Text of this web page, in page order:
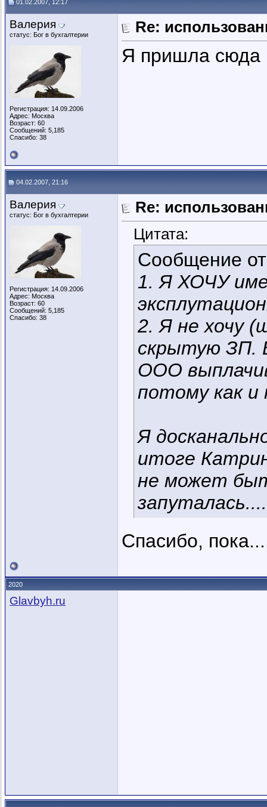
01.02.2007, 12:17
Валерия
статус: Бог в бухгалтерии
Регистрация: 14.09.2006
Адрес: Москва
Возраст: 60
Сообщений: 5,185
Спасибо: 38
Re:
Я пришла сюда
04.02.2007, 21:16
Валерия
статус: Бог в бухгалтерии
Регистрация: 14.09.2006
Адрес: Москва
Возраст: 60
Сообщений: 5,185
Спасибо: 38
Re:
Цитата:
Сообщение
1. Я ХОЧУ
2. Я не хочу
скрытую ЗП.
ООО
потому как
Я
итоге
не может
запуталась....
Спасибо,
2020
Glavbyh.ru